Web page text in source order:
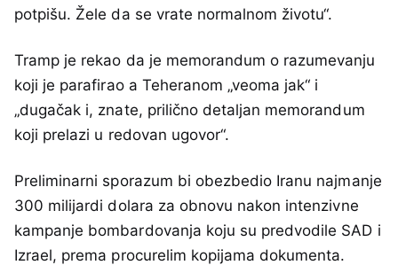
potpišu. Žele da se vrate normalnom životu“.
Tramp je rekao da je memorandum o razumevanju
koji je parafirao a Teheranom „veoma jak“ i
„dugačak i, znate, prilično detaljan memorandum
koji prelazi u redovan ugovor“.
Preliminarni sporazum bi obezbedio Iranu najmanje
300 milijardi dolara za obnovu nakon intenzivne
kampanje bombardovanja koju su predvodile SAD i
Izrael, prema procurelim kopijama dokumenta.